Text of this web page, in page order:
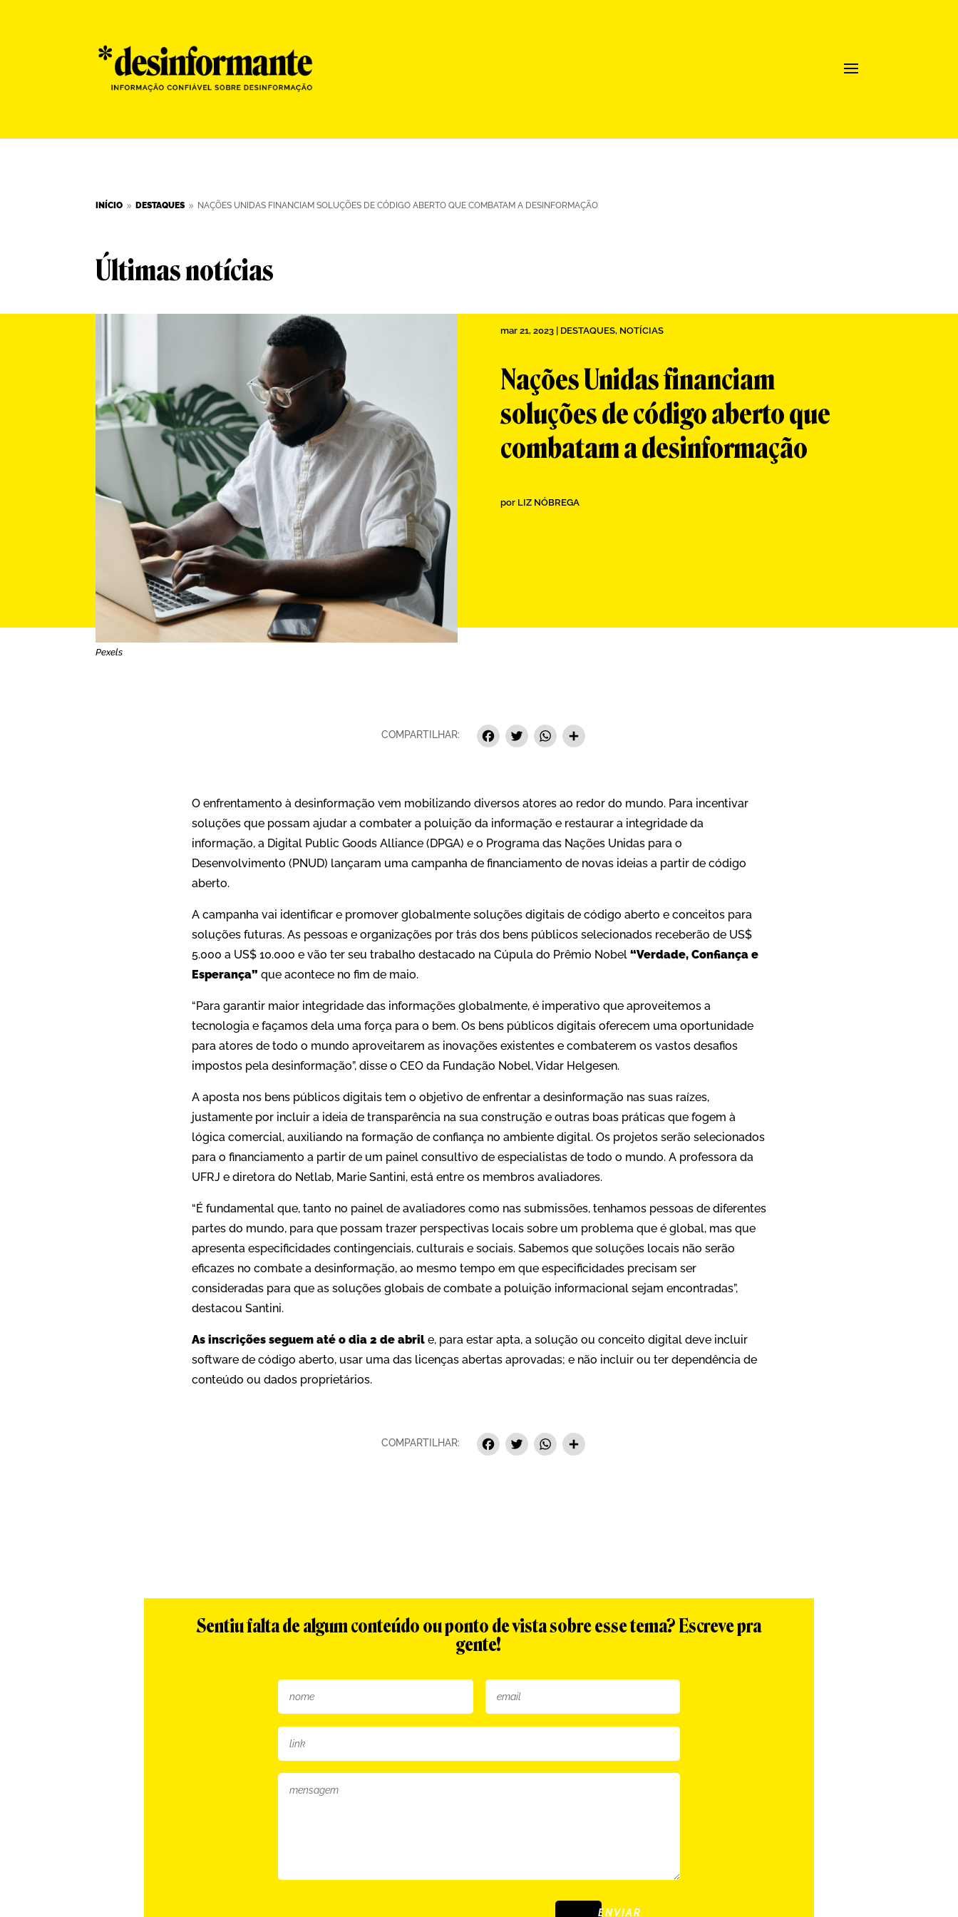
INÍCIO 9 DESTAQUES 9 NAÇÕES UNIDAS FINANCIAM SOLUÇÕES DE CÓDIGO ABERTO QUE COMBATAM A DESINFORMAÇÃO
Últimas notícias
Pexels
mar 21, 2023| DESTAQUES, NOTÍCIAS
Nações Unidas financiam
soluções de código aberto que
combatam a desinformação
por LIZ NÓBREGA
COMPARTILHAR: Facebook
Twitter
WhatsApp
O enfrentamento à desinformação vem mobilizando diversos atores ao redor do mundo. Para incentivar
soluções que possam ajudar a combater a poluição da informação e restaurar a integridade da
informação, a Digital Public Goods Alliance (DPGA) e o Programa das Nações Unidas para o
Desenvolvimento (PNUD) lançaram uma campanha de financiamento de novas ideias a partir de código
aberto.
A campanha vai identificar e promover globalmente soluções digitais de código aberto e conceitos para
soluções futuras. As pessoas e organizações por trás dos bens públicos selecionados receberão de US$
5.000 a US$ 10.000 e vão ter seu trabalho destacado na Cúpula do Prêmio Nobel “Verdade, Confiança e
Esperança” que acontece no fim de maio.
“Para garantir maior integridade das informações globalmente, é imperativo que aproveitemos a
tecnologia e façamos dela uma força para o bem. Os bens públicos digitais oferecem uma oportunidade
para atores de todo o mundo aproveitarem as inovações existentes e combaterem os vastos desafios
impostos pela desinformação”, disse o CEO da Fundação Nobel, Vidar Helgesen.
A aposta nos bens públicos digitais tem o objetivo de enfrentar a desinformação nas suas raízes,
justamente por incluir a ideia de transparência na sua construção e outras boas práticas que fogem à
lógica comercial, auxiliando na formação de confiança no ambiente digital. Os projetos serão selecionados
para o financiamento a partir de um painel consultivo de especialistas de todo o mundo. A professora da
UFRJ e diretora do Netlab, Marie Santini, está entre os membros avaliadores.
“É fundamental que, tanto no painel de avaliadores como nas submissões, tenhamos pessoas de diferentes
partes do mundo, para que possam trazer perspectivas locais sobre um problema que é global, mas que
apresenta especificidades contingenciais, culturais e sociais. Sabemos que soluções locais não serão
eficazes no combate a desinformação, ao mesmo tempo em que especificidades precisam ser
consideradas para que as soluções globais de combate a poluição informacional sejam encontradas”,
destacou Santini.
As inscrições seguem até o dia 2 de abrile, para estar apta, a solução ou conceito digital deve incluir
software de código aberto, usar uma das licenças abertas aprovadas; e não incluir ou ter dependência de
conteúdo ou dados proprietários.
COMPARTILHAR: Facebook
Twitter
WhatsApp
Sentiu falta de algum conteúdo ou ponto de vista sobre esse tema? Escreve pra
gente!
ENVIAR